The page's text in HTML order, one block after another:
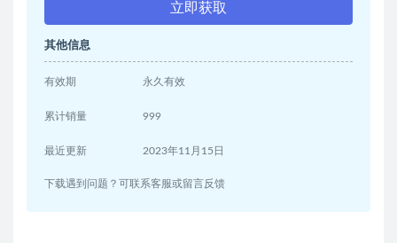
立即获取
其他信息
有效期 永久有效
累计销量 999
最近更新 2023年11月15日
下载遇到问题？可联系客服或留言反馈